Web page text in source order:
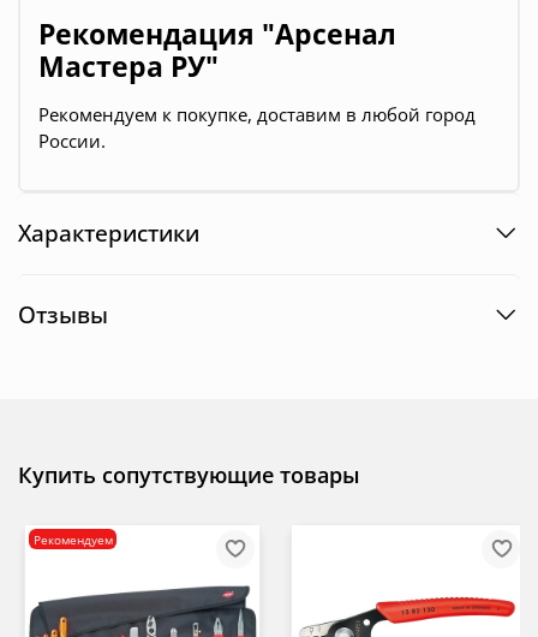
Рекомендация "Арсенал
Мастера РУ"
Рекомендуем к покупке, доставим в любой город
России.
Характеристики
Отзывы
Купить сопутствующие товары
Рекомендуем